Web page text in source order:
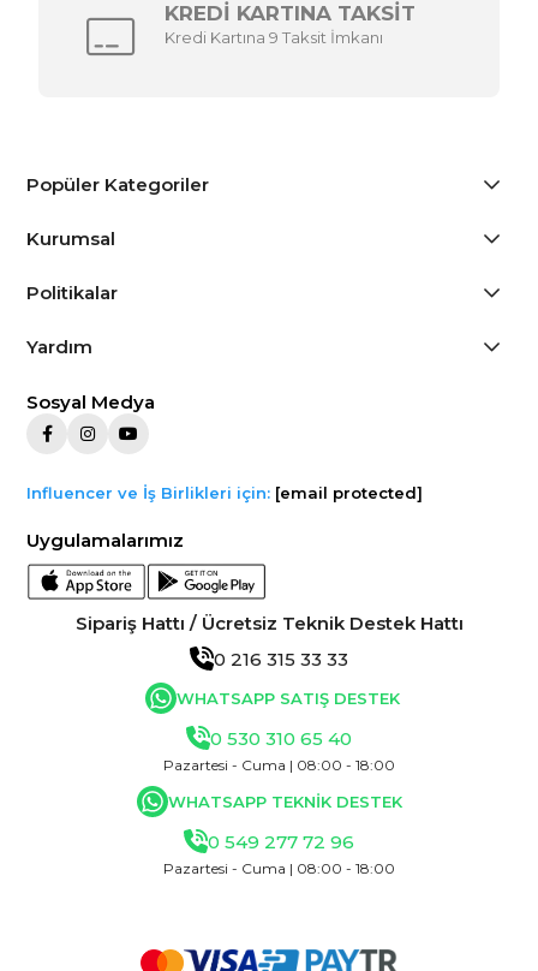
KREDİ KARTINA TAKSİT
Kredi Kartına 9 Taksit İmkanı
Popüler Kategoriler
Kurumsal
Politikalar
Yardım
Sosyal Medya
Influencer ve İş Birlikleri için: [email protected]
Uygulamalarımız
Sipariş Hattı / Ücretsiz Teknik Destek Hattı
0 216 315 33 33
WHATSAPP SATIŞ DESTEK
0 530 310 65 40
Pazartesi - Cuma | 08:00 - 18:00
WHATSAPP TEKNİK DESTEK
0 549 277 72 96
Pazartesi - Cuma | 08:00 - 18:00